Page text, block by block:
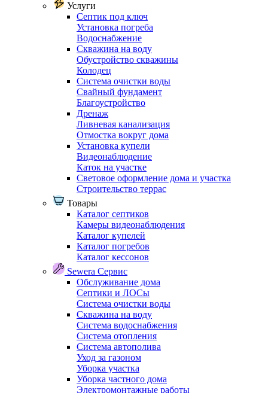
Услуги
Септик под ключ
Установка погреба
Водоснабжение
Скважина на воду
Обустройство скважины
Колодец
Система очистки воды
Свайный фундамент
Благоустройство
Дренаж
Ливневая канализация
Отмостка вокруг дома
Установка купели
Видеонаблюдение
Каток на участке
Световое оформление дома и участка
Строительство террас
Товары
Каталог септиков
Камеры видеонаблюдения
Каталог купелей
Каталог погребов
Каталог кессонов
Sewera Сервис
Обслуживание дома
Септики и ЛОСы
Система очистки воды
Скважина на воду
Система водоснабжения
Система отопления
Система автополива
Уход за газоном
Уборка участка
Уборка частного дома
Электромонтажные работы